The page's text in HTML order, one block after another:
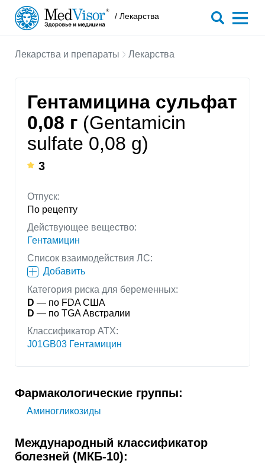
/ Лекарства
Лекарства и препараты Лекарства
Гентамицина сульфат
0,08 г (Gentamicin
sulfate 0,08 g)
3
Отпуск:
По рецепту
Действующее вещество:
Гентамицин
Список взаимодействия ЛС:
Добавить
Категория риска для беременных:
D — по FDA США
D — по TGA Австралии
Классификатор АТХ:
J01GB03 Гентамицин
Фармакологические группы:
Аминогликозиды
Международный классификатор
болезней (МКБ-10):